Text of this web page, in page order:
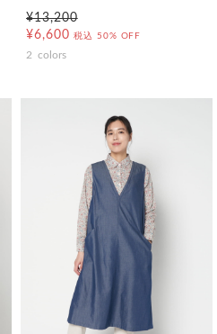
¥13,200
¥6,600 税込 50% OFF
2 colors